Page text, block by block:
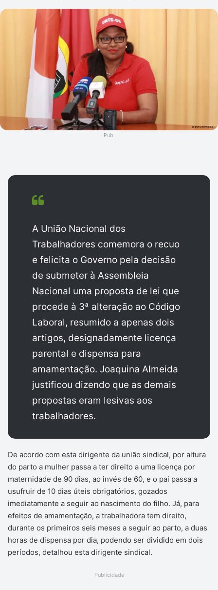
e-
mail
Pub.
A União Nacional dos
Trabalhadores comemora o recuo
e felicita o Governo pela decisão
de submeter à Assembleia
Nacional uma proposta de lei que
procede à 3ª alteração ao Código
Laboral, resumido a apenas dois
artigos, designadamente licença
parental e dispensa para
amamentação. Joaquina Almeida
justificou dizendo que as demais
propostas eram lesivas aos
trabalhadores.
De acordo com esta dirigente da união sindical, por altura
do parto a mulher passa a ter direito a uma licença por
maternidade de 90 dias, ao invés de 60, e o pai passa a
usufruir de 10 dias úteis obrigatórios, gozados
imediatamente a seguir ao nascimento do filho. Já, para
efeitos de amamentação, a trabalhadora tem direito,
durante os primeiros seis meses a seguir ao parto, a duas
horas de dispensa por dia, podendo ser dividido em dois
períodos, detalhou esta dirigente sindical.
Publicidade